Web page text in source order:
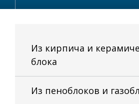
Из кирпича и
блока
Из пеноблоков и